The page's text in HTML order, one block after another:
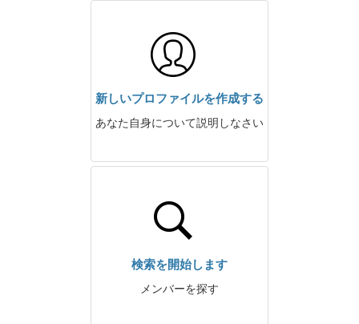
新しいプロファイルを作成する
あなた自身について説明しなさい
検索を開始します
メンバーを探す